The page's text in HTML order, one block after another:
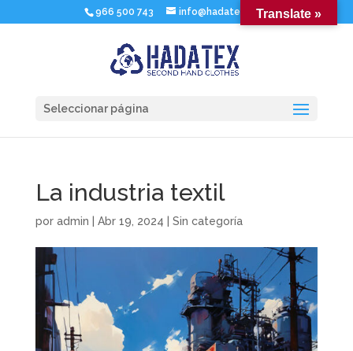
966 500 743 info@hadatex.com
Seleccionar página
La industria textil
por admin Abr 19, 2024 Sin categoría
Translate »